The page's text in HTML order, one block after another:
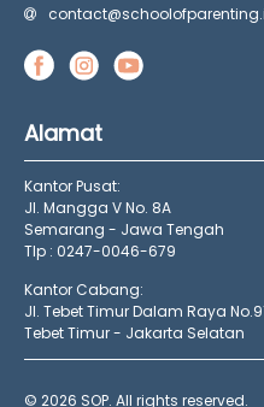
Alamat
Kantor Pusat:
Jl. Mangga V No. 8A
Semarang - Jawa Tengah
Tlp : 0247-0046-679
Kantor Cabang:
Jl. Tebet Timur Dalam Raya
Tebet Timur - Jakarta Selatan
© 2026 SOP. All rights reserved.